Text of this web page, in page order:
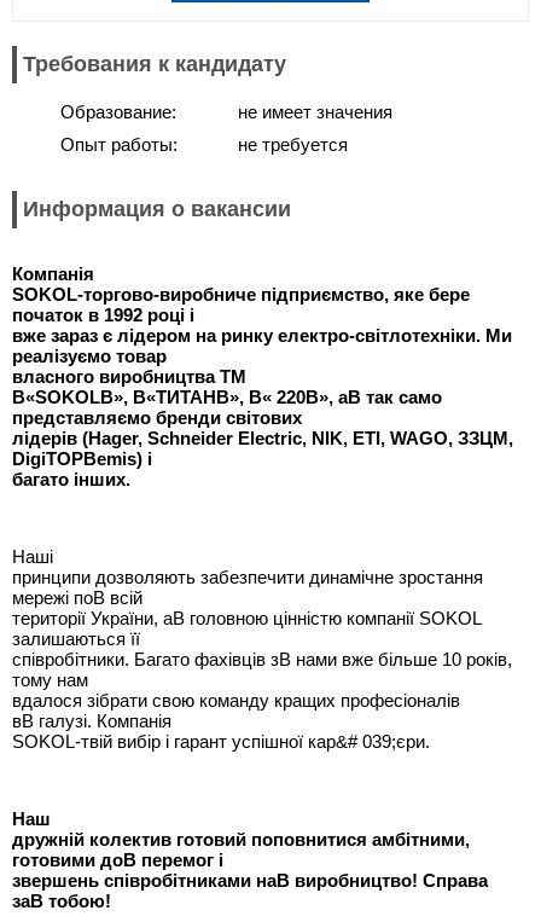
Требования к кандидату
Образование:
Опыт работы:
не имеет значения
не требуется
Информация о вакансии
Компанія
SOKOL-торгово-виробниче підприємство, яке бере
початок в 1992 році і
вже зараз є лідером на ринку електро-світлотехніки. Ми
реалізуємо товар
власного виробництваТМ
В«SOKOLВ», В«ТИТАНВ», В« 220В», аВ так само
представляємо бренди світових
лідерів (Hager, Schneider Electric, NIK, ETI, WAGO, ЗЗЦМ,
DigiTOPBemis) і
багато інших.
Наші
принципи дозволяють забезпечити динамічне зростання
мережі поВ всій
території України, аВ головною цінністю компанії SOKOL
залишаються її
співробітники. Багато фахівців зВ нами вже більше 10 років,
тому нам
вдалося зібрати свою команду кращих професіоналів
вВ галузі. Компанія
SOKOL-твій вибір і гарант успішної кар&# 039;єри.
Наш
дружній колектив готовий поповнитися амбітними,
готовими доВ перемог і
звершень співробітниками наВ виробництво! Справа
заВ тобою!